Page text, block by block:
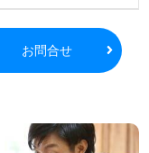
手当についてはお問い合
お問合せ